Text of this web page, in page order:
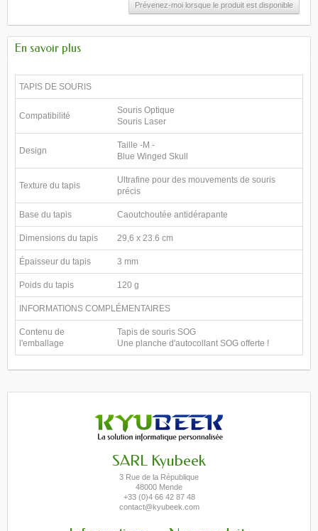
Prévenez-moi lorsque le produit est disponible
En savoir plus
TAPIS DE SOURIS
Compatibilité
Souris Optique
Souris Laser
Design
Taille -M -
Blue Winged Skull
Texture du tapis
Ultrafine pour des mouvements de souris
précis
Base du tapis Caoutchoutée antidérapante
Dimensions du tapis 29,6 x 23.6 cm
Épaisseur du tapis 3 mm
Poids du tapis 120 g
INFORMATIONS COMPLÉMENTAIRES
Contenu de
l'emballage
Tapis de souris SOG
Une planche d'autocollant SOG offerte !
SARL Kyubeek
3 Rue de la République
48000 Mende
+33 (0)4 66 42 87 48
contact@kyubeek.com